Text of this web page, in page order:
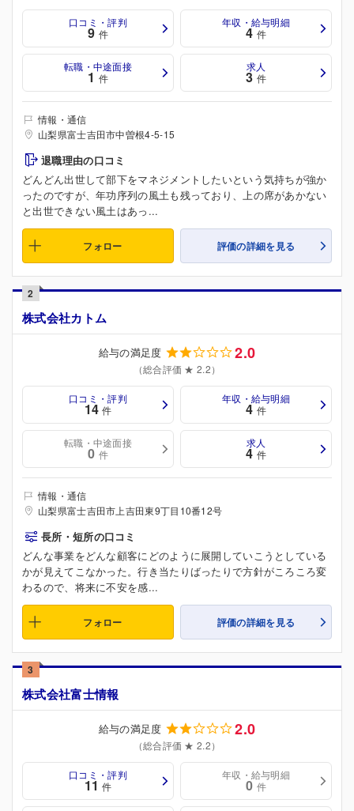
口コミ・評判
9 件
年収・給与明細
4 件
転職・中途面接
1 件
求人
3 件
情報・通信
山梨県富士吉田市中曽根4-5-15
退職理由の口コミ
どんどん出世して部下をマネジメントしたいという気持ちが強か
ったのですが、年功序列の風土も残っており、上の席があかない
と出世できない風土はあっ...
フォロー 評価の詳細を見る
2
株式会社カトム
給与の満足度 2.0
（総合評価 ★ 2.2）
口コミ・評判
14 件
年収・給与明細
4 件
転職・中途面接
0 件
求人
4 件
情報・通信
山梨県富士吉田市上吉田東9丁目10番12号
長所・短所の口コミ
どんな事業をどんな顧客にどのように展開していこうとしている
かが見えてこなかった。行き当たりばったりで方針がころころ変
わるので、将来に不安を感...
フォロー 評価の詳細を見る
3
株式会社富士情報
給与の満足度 2.0
（総合評価 ★ 2.2）
口コミ・評判
11 件
年収・給与明細
0 件